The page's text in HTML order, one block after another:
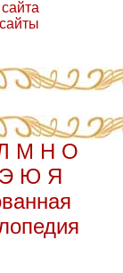
М Н О
Э Ю Я